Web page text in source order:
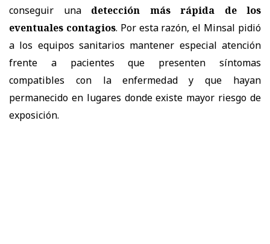
conseguir una detección más rápida de los
eventuales contagios. Por esta razón, el Minsal pidió
a los equipos sanitarios mantener especial atención
frente a pacientes que presenten síntomas
compatibles con la enfermedad y que hayan
permanecido en lugares donde existe mayor riesgo de
exposición.